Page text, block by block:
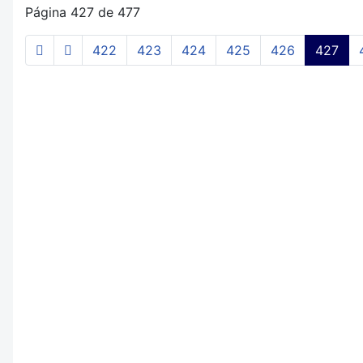
Página 427 de 477
422 423 424 425 426 427